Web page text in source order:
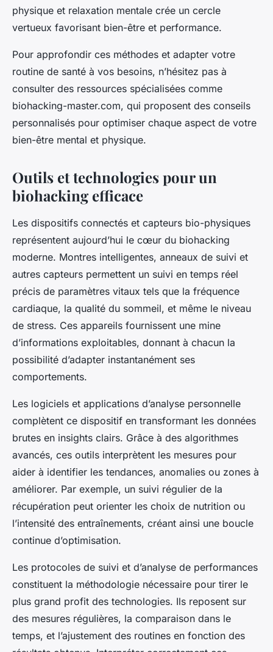
physique et relaxation mentale crée un cercle
vertueux favorisant bien-être et performance.
Pour approfondir ces méthodes et adapter votre
routine de santé à vos besoins, n’hésitez pas à
consulter des ressources spécialisées comme
biohacking-master.com, qui proposent des conseils
personnalisés pour optimiser chaque aspect de votre
bien-être mental et physique.
Outils et technologies pour un
biohacking efficace
Les dispositifs connectés et capteurs bio-physiques
représentent aujourd’hui le cœur du biohacking
moderne. Montres intelligentes, anneaux de suivi et
autres capteurs permettent un suivi en temps réel
précis de paramètres vitaux tels que la fréquence
cardiaque, la qualité du sommeil, et même le niveau
de stress. Ces appareils fournissent une mine
d’informations exploitables, donnant à chacun la
possibilité d’adapter instantanément ses
comportements.
Les logiciels et applications d’analyse personnelle
complètent ce dispositif en transformant les données
brutes en insights clairs. Grâce à des algorithmes
avancés, ces outils interprètent les mesures pour
aider à identifier les tendances, anomalies ou zones à
améliorer. Par exemple, un suivi régulier de la
récupération peut orienter les choix de nutrition ou
l’intensité des entraînements, créant ainsi une boucle
continue d’optimisation.
Les protocoles de suivi et d’analyse de performances
constituent la méthodologie nécessaire pour tirer le
plus grand profit des technologies. Ils reposent sur
des mesures régulières, la comparaison dans le
temps, et l’ajustement des routines en fonction des